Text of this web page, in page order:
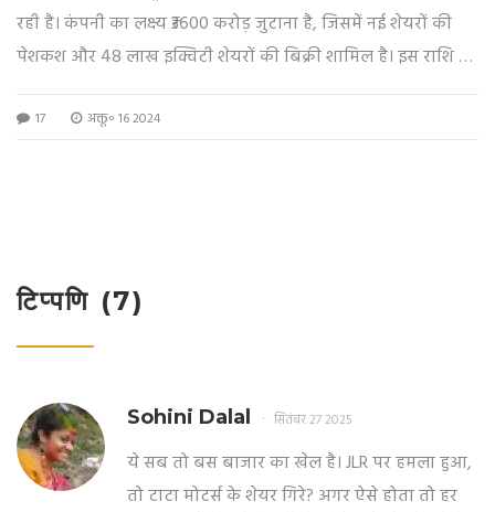
रही है। कंपनी का लक्ष्य ₹3600 करोड़ जुटाना है, जिसमें नई शेयरों की
पेशकश और 48 लाख इक्विटी शेयरों की बिक्री शामिल है। इस राशि का
सितंबर 2021 में आईपीओ के लिए सेबी में दस्तावेज दाखिल किए थे।
17 अक्तू॰ 16 2024
टिप्पणि (7)
Sohini Dalal सितंबर 27 2025
ये सब तो बस बाजार का खेल है। JLR पर हमला हुआ,
तो टाटा मोटर्स के शेयर गिरे? अगर ऐसे होता तो हर